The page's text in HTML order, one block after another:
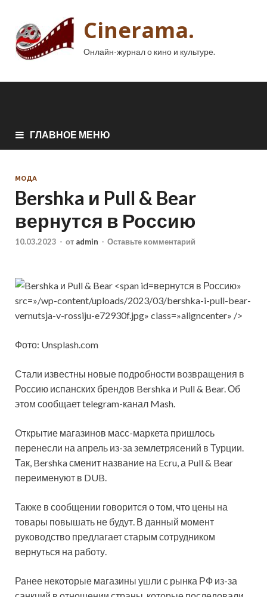
Cinerama.
Онлайн-журнал о кино и культуре.
ГЛАВНОЕ МЕНЮ
МОДА
Bershka и Pull & Bear
вернутся в Россию
10.03.2023 - от admin - Оставьте комментарий
вернутся в Россию»
src=»/wp-content/uploads/2023/03/bershka-i-pull-bear-
vernutsja-v-rossiju-e72930f.jpg» class=»aligncenter» />
Фото: Unsplash.com
Стали известны новые подробности возвращения в
Россию испанских брендов Bershka и Pull & Bear. Об
этом сообщает telegram-канал Mash.
Открытие магазинов масс-маркета пришлось
перенесли на апрель из-за землетрясений в Турции.
Так, Bershka сменит название на Ecru, а Pull & Bear
переименуют в DUB.
Также в сообщении говорится о том, что цены на
товары повышать не будут. В данный момент
руководство предлагает старым сотрудником
вернуться на работу.
Ранее некоторые магазины ушли с рынка РФ из-за